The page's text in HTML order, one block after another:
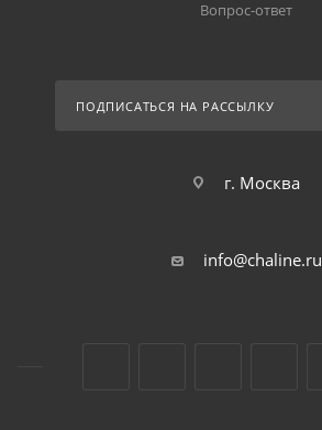
Вопрос-ответ
ПОДПИСАТЬСЯ НА РАССЫЛКУ
г. Москва
info@chaline.ru